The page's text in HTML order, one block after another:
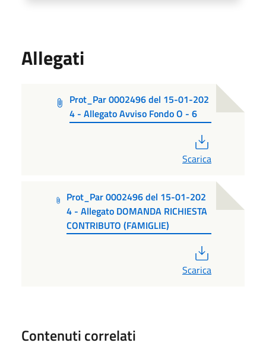
Allegati
Prot_Par 0002496 del 15-01-202
4 - Allegato Avviso Fondo O - 6
Scarica
Prot_Par 0002496 del 15-01-202
4 - Allegato DOMANDA RICHIESTA
CONTRIBUTO (FAMIGLIE)
Scarica
Contenuti correlati